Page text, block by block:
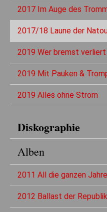
2017 Im Auge des
2017/18 Laune der
2019 Wer bremst verliert
2019 Mit Pauken &
2019 Alles ohne Strom
Diskographie
Alben
2011 All die ganzen
2012 Ballast der Republik